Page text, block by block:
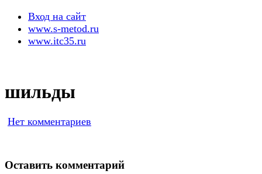
Вход на сайт
www.s-metod.ru
www.itc35.ru
шильды
Нет комментариев
Оставить комментарий